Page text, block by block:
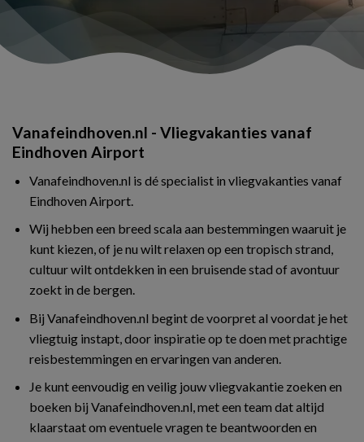
Vanafeindhoven.nl - Vliegvakanties vanaf
Eindhoven Airport
Vanafeindhoven.nl is dé specialist in vliegvakanties vanaf
Eindhoven Airport.
Wij hebben een breed scala aan bestemmingen waaruit je
kunt kiezen, of je nu wilt relaxen op een tropisch strand,
cultuur wilt ontdekken in een bruisende stad of avontuur
zoekt in de bergen.
Bij Vanafeindhoven.nl begint de voorpret al voordat je het
vliegtuig instapt, door inspiratie op te doen met prachtige
reisbestemmingen en ervaringen van anderen.
Je kunt eenvoudig en veilig jouw vliegvakantie zoeken en
boeken bij Vanafeindhoven.nl, met een team dat altijd
klaarstaat om eventuele vragen te beantwoorden en